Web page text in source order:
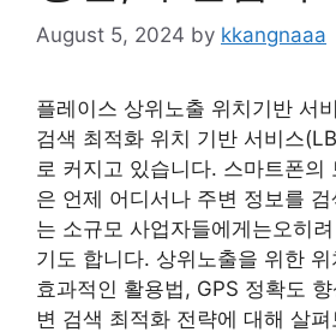
August 5, 2024 by kkangnaaa
플레이스 상위노출 위치기반 서
검색 최적화 위치 기반 서비스
로 커지고 있습니다. 스마트폰의
은 언제 어디서나 주변 정보를
는 소규모 사업자들에게는오히
기도 합니다. 상위노출을 위한
효과적인 활용법, GPS 정확도
변 검색 최적화 전략에 대해 살